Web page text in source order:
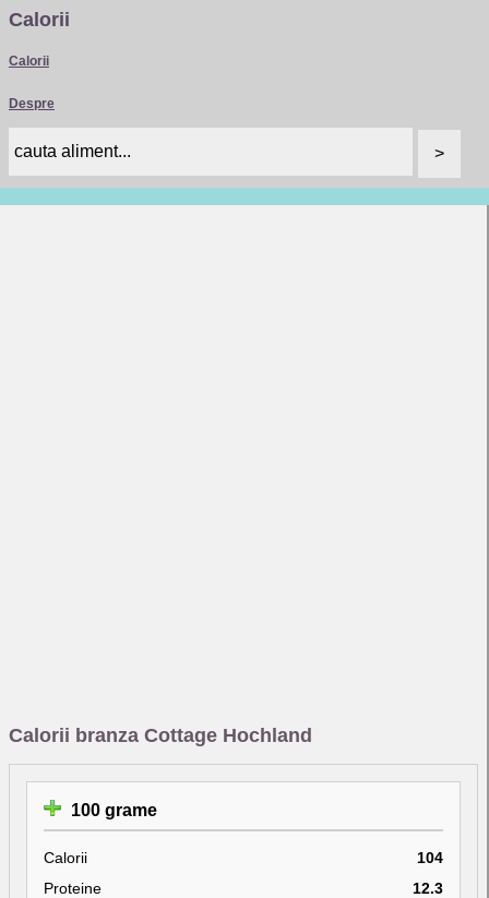
Calorii
Calorii
Despre
Calorii branza Cottage Hochland
100 grame
Calorii
104
Proteine
12.3